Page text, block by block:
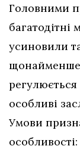
Головними
багатодітні
усиновили
щонайменше
регулюється
особливі
Умови
особливості: